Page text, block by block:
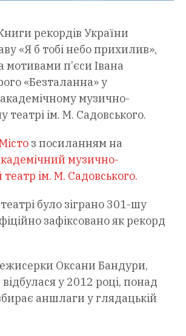
рекордів України
«Я б тобі небо прихилив»,
мотивами п’єси Івана
«Безталанна» у
музично-
ім. М. Садовського.
з посиланням на
музично-
ім. М. Садовського.
було зіграно 301-шу
зафіксовано як рекорд
Оксани Бандури,
відбулася у 2012 році, понад
аншлаги у глядацькій